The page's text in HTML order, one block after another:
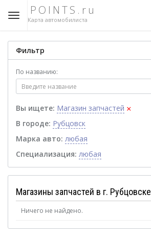
POINTS.ru
Карта автомобилиста
Фильтр
По названию:
Вы ищете: Магазин запчастей ×
В городе: Рубцовск
Марка авто: любая
Специализация: любая
Магазины запчастей в г. Рубцовске
Ничего не найдено.